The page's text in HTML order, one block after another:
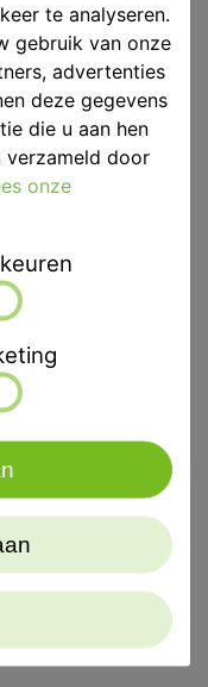
ten behoeve van
te analyseren.
gebruik van onze
advertenties
deze gegevens
die u aan hen
door
onze